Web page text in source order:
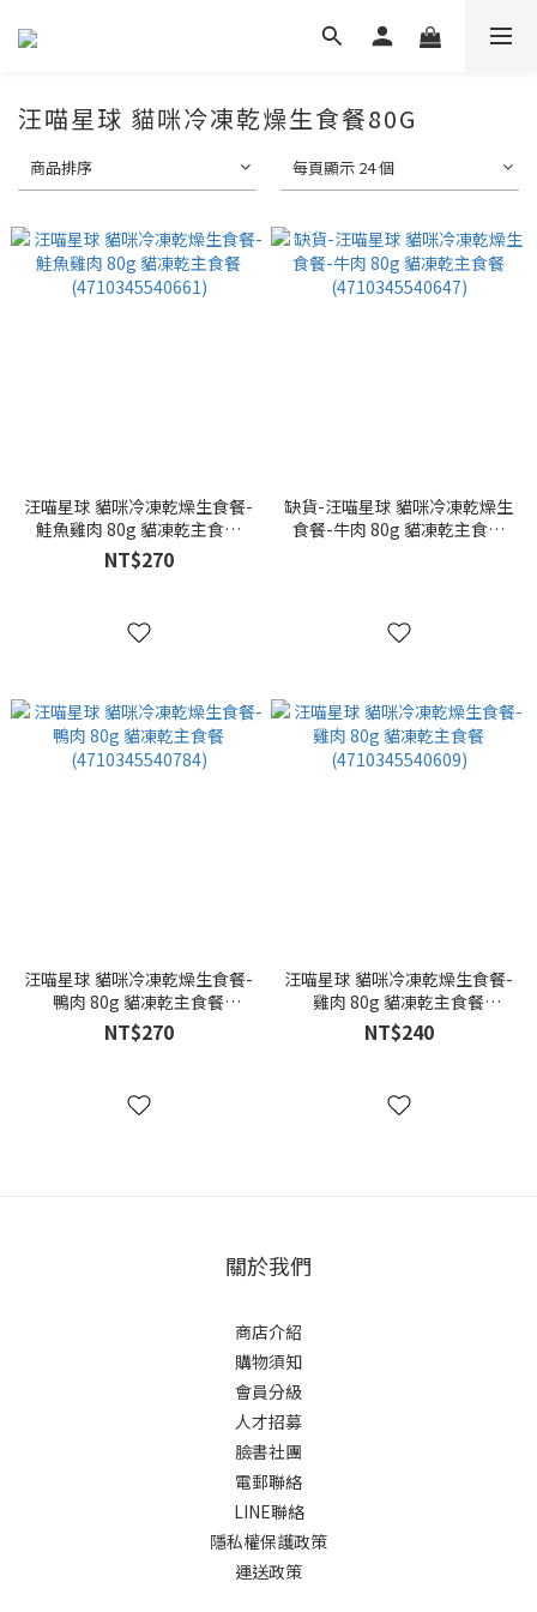
汪喵星球 貓咪冷凍乾燥生食餐80G
商品排序 每頁顯示 24 個
汪喵星球 貓咪冷凍乾燥生食餐-
鮭魚雞肉 80g 貓凍乾主食餐
(4710345540661)
NT$270
缺貨-汪喵星球 貓咪冷凍乾燥生
食餐-牛肉 80g 貓凍乾主食餐
汪喵星球 貓咪冷凍乾燥生食餐-
鴨肉 80g 貓凍乾主食餐
(4710345540784)
NT$270
汪喵星球 貓咪冷凍乾燥生食餐-
雞肉 80g 貓凍乾主食餐
(4710345540609)
NT$240
關於我們
商店介紹
購物須知
會員分級
人才招募
臉書社團
電郵聯絡
LINE聯絡
隱私權保護政策
運送政策